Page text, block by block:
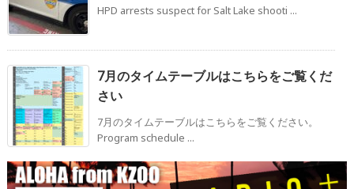
HPD arrests suspect for Salt Lake shooti ...
7月のタイムテーブルはこちらをご覧くだ
さい
7月のタイムテーブルはこちらをご覧ください。
Program schedule ...